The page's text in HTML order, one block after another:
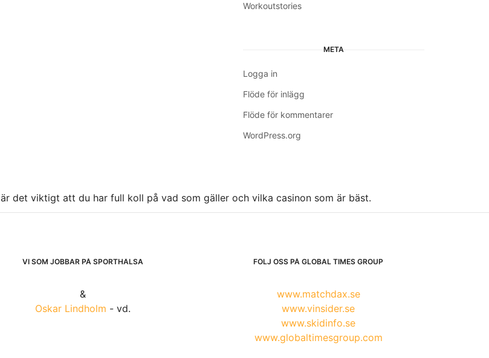
Workoutstories
META
Logga in
Flöde för inlägg
Flöde för kommentarer
WordPress.org
är det viktigt att du har full koll på vad som gäller och vilka casinon som är bäst.
VI SOM JOBBAR PÅ SPORTHÄLSA
&
Oskar Lindholm - vd.
FÖLJ OSS PÅ GLOBAL TIMES GROUP
www.matchdax.se
www.vinsider.se
www.skidinfo.se
www.globaltimesgroup.com